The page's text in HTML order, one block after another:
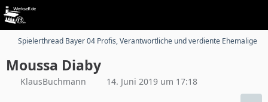
Spielerthread Bayer 04 Profis, Verantwortliche und verdiente Ehemalige
Moussa Diaby
KlausBuchmann 14. Juni 2019 um 17:18